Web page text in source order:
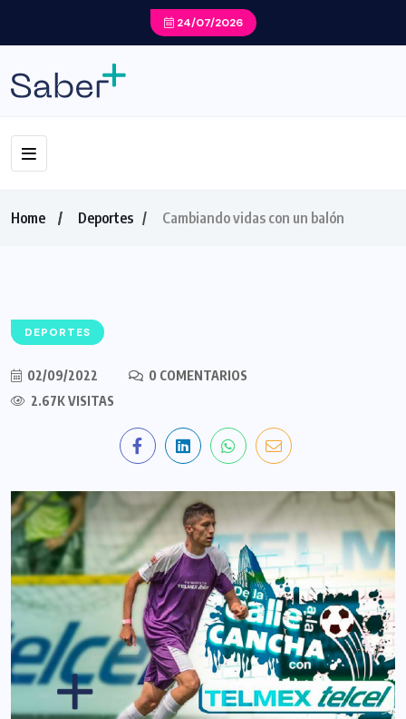
24/07/2026
Home Deportes Cambiando vidas con un balón
DEPORTES
02/09/2022
0 COMENTARIOS
2.67K VISITAS